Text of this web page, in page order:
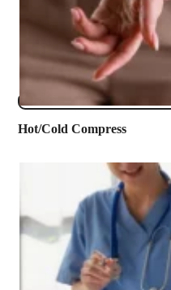
​Hot/Cold Compress